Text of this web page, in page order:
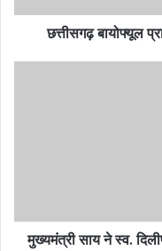
छत्तीसगढ़ बायोफ्यूल
मुख्यमंत्री साय ने स्व.